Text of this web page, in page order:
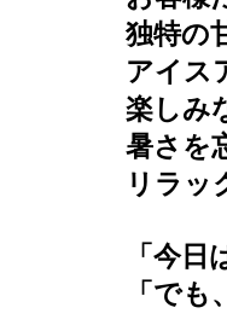
独特の
アイス
楽しみ
暑さを
リラッ
「今
「で